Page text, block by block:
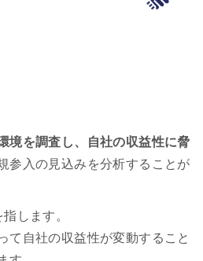
境を調査し、自社の収益性に脅
参入の見込みを分析することが
指します。
て自社の収益性が変動すること